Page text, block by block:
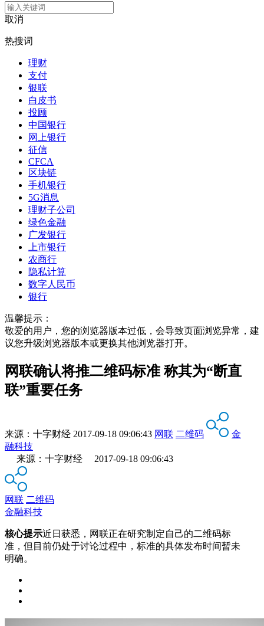
取消
热搜词
理财
支付
银联
白皮书
投顾
中国银行
网上银行
征信
CFCA
区块链
手机银行
5G消息
理财子公司
绿色金融
广发银行
上市银行
农商行
隐私计算
数字人民币
银行
温馨提示：
敬爱的用户，您的浏览器版本过低，会导致页面浏览异常，建
议您升级浏览器版本或更换其他浏览器打开。
网联确认将推二维码标准 称其为“断直
联”重要任务
来源： 十字财经 2017-09-18 09:06:43 网联 二维码
金
融科技
来源：十字财经 2017-09-18 09:06:43
网联 二维码
金融科技
核心提示近日获悉，网联正在研究制定自己的二维码标
准，但目前仍处于讨论过程中，标准的具体发布时间暂未
明确。